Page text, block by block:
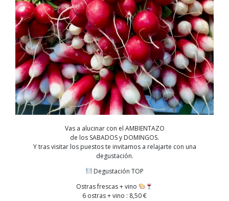
Vas a alucinar con el AMBIENTAZO
de los SABADOS y DOMINGOS.
Y tras visitar los puestos te invitamos a relajarte con una
degustación.
Degustación TOP
Ostras frescas + vino
6 ostras + vino : 8,50 €